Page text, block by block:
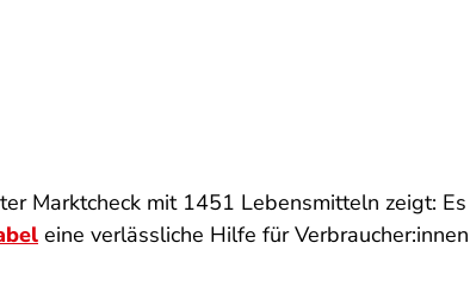
Marktcheck mit 1451 Lebensmitteln zeigt:
eine verlässliche Hilfe für